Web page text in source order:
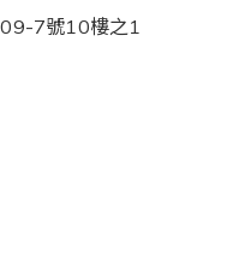
7號10樓之1